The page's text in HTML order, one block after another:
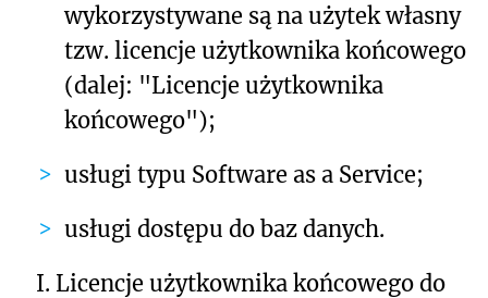
wykorzystywane są na użytek własny
tzw. licencje użytkownika końcowego
(dalej: "Licencje użytkownika
końcowego");
usługi typu Software as a Service;
usługi dostępu do baz danych.
I. Licencje użytkownika końcowego do